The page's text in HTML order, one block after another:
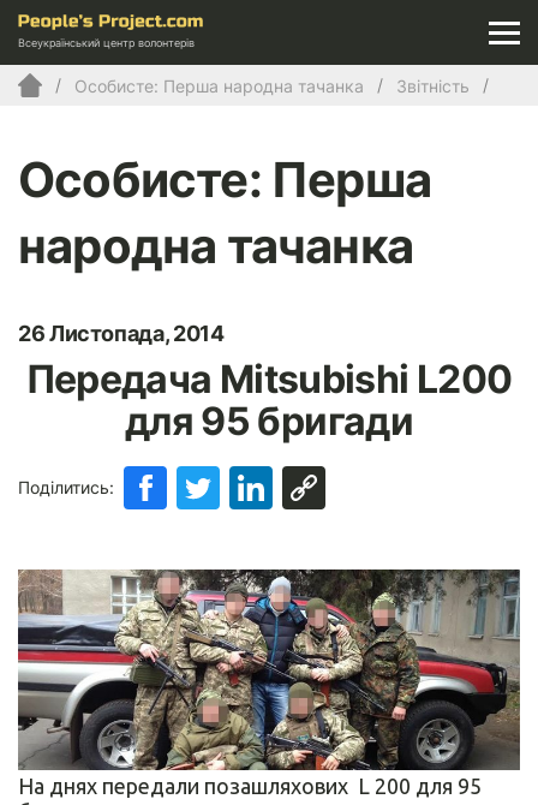
Всеукраїнський центр волонтерів
Особисте: Перша народна тачанка Звітність
Особисте: Перша
народна тачанка
26 Листопада, 2014
Передача Mitsubishi L200
для 95 бригади
Поділитись:
На днях передали позашляхових L 200 для 95